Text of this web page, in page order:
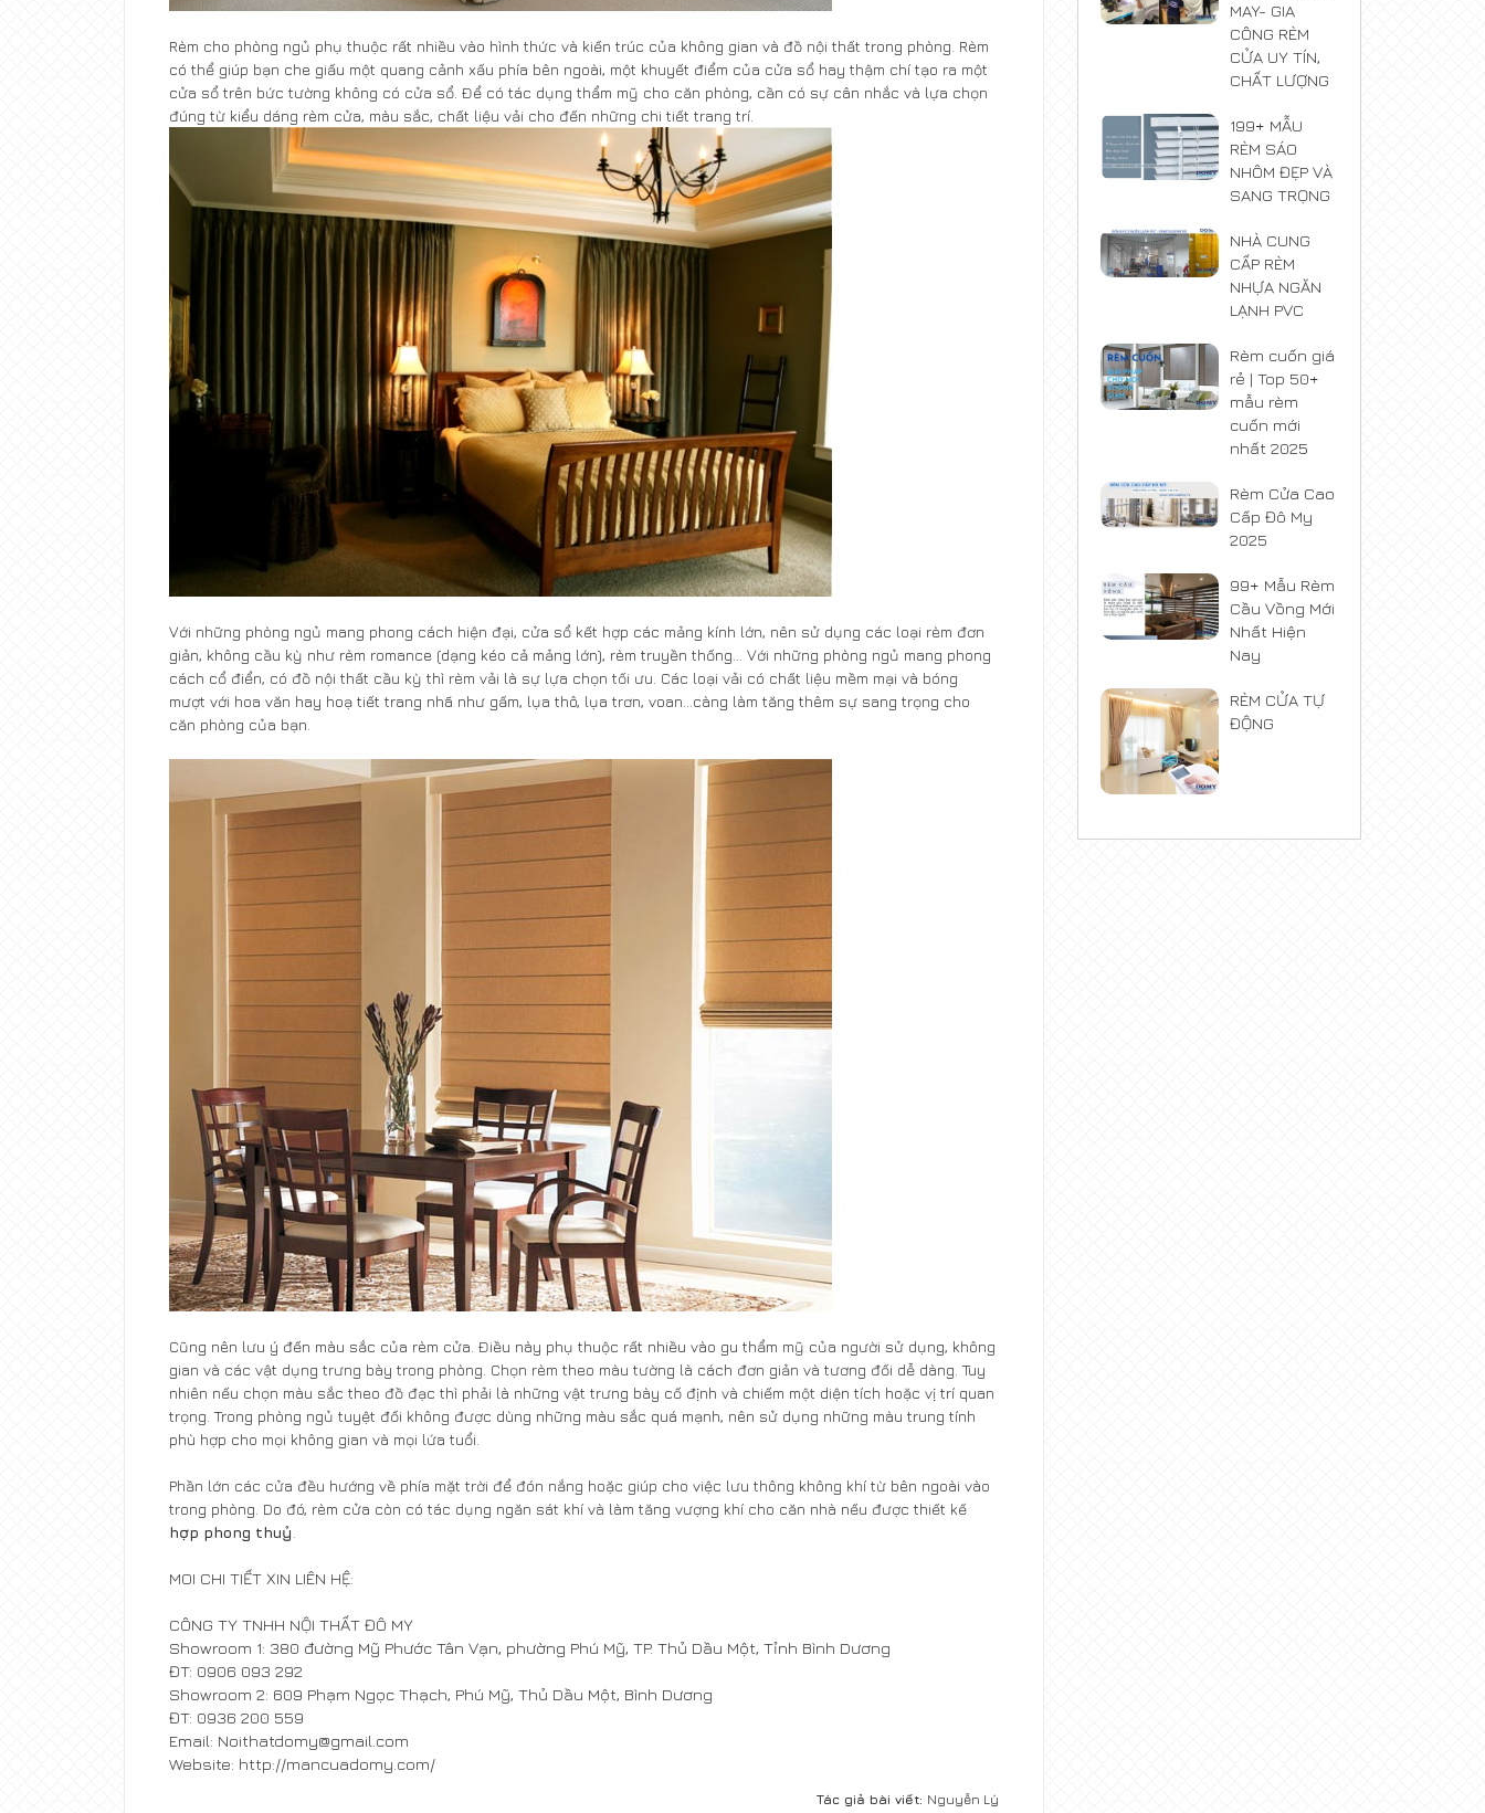
Rèm cho phòng ngủ phụ thuộc rất nhiều vào hình thức và kiến trúc của không gian và đồ nội thất trong phòng. Rèm
có thể giúp bạn che giấu một quang cảnh xấu phía bên ngoài, một khuyết điểm của cửa sổ hay thậm chí tạo ra một
cửa sổ trên bức tường không có cửa sổ. Để có tác dụng thẩm mỹ cho căn phòng, cần có sự cân nhắc và lựa chọn
đúng từ kiểu dáng rèm cửa, màu sắc, chất liệu vải cho đến những chi tiết trang trí.
Với những phòng ngủ mang phong cách hiện đại, cửa sổ kết hợp các mảng kính lớn, nên sử dụng các loại rèm đơn
giản, không cầu kỳ như rèm romance (dạng kéo cả mảng lớn), rèm truyền thống... Với những phòng ngủ mang phong
cách cổ điển, có đồ nội thất cầu kỳ thì rèm vải là sự lựa chọn tối ưu. Các loại vải có chất liệu mềm mại và bóng
mượt với hoa văn hay hoạ tiết trang nhã như gấm, lụa thô, lụa trơn, voan…càng làm tăng thêm sự sang trọng cho
căn phòng của bạn.
Cũng nên lưu ý đến màu sắc của rèm cửa. Điều này phụ thuộc rất nhiều vào gu thẩm mỹ của người sử dụng, không
gian và các vật dụng trưng bày trong phòng. Chọn rèm theo màu tường là cách đơn giản và tương đối dễ dàng. Tuy
nhiên nếu chọn màu sắc theo đồ đạc thì phải là những vật trưng bày cố định và chiếm một diện tích hoặc vị trí quan
trọng. Trong phòng ngủ tuyệt đối không được dùng những màu sắc quá mạnh, nên sử dụng những màu trung tính
phù hợp cho mọi không gian và mọi lứa tuổi.
Phần lớn các cửa đều hướng về phía mặt trời để đón nắng hoặc giúp cho việc lưu thông không khí từ bên ngoài vào
trong phòng. Do đó, rèm cửa còn có tác dụng ngăn sát khí và làm tăng vượng khí cho căn nhà nếu được thiết kế
hợp phong thuỷ
MOI CHI TIẾT XIN LIÊN HỆ:
CÔNG TY TNHH NỘI THẤT ĐÔ MY
Showroom 1: 380 đường Mỹ Phước Tân Vạn, phường Phú Mỹ, TP. Thủ Dầu Một, Tỉnh Bình Dương
ĐT: 0906 093 292
Showroom 2: 609 Phạm Ngọc Thạch, Phú Mỹ, Thủ Dầu Một, Bình Dương
ĐT: 0936 200 559
Email: Noithatdomy@gmail.com
Website: http://mancuadomy.com/
Tác giả bài viết: Nguyễn Lý
MAY- GIA
CÔNG RÈM
CỬA UY TÍN,
CHẤT LƯỢNG
199+ MẪU
RÈM SÁO
NHÔM ĐẸP VÀ
SANG TRỌNG
NHÀ CUNG
CẤP RÈM
NHỰA NGĂN
LẠNH PVC
Rèm cuốn giá
rẻ | Top 50+
mẫu rèm
cuốn mới
nhất 2025
Rèm Cửa Cao
Cấp Đô My
2025
99+ Mẫu Rèm
Cầu Vồng Mới
Nhất Hiện
Nay
RÈM CỬA TỰ
ĐỘNG